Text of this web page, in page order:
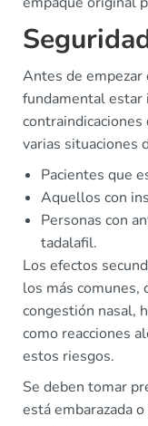
Antes de
fundamental estar
varias situaciones
Pacientes que
Aquellos con
Personas con
tadalafil.
Los efectos
los más comunes,
congestión nasal,
como reacciones
estos riesgos.
Se deben tomar
está embarazada